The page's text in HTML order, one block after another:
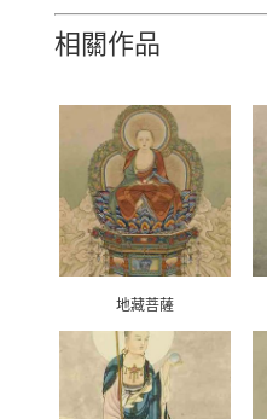
相關作品
地藏菩薩